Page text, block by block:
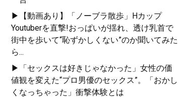
▶【動画あり】「ノーブラ散歩」Hカップ
Youtuberを直撃!おっぱいが揺れ、透け乳首で
街中を歩いて“恥ずかしくない”のか聞いてみた
ら...
▶「セックスは好きじゃなかった」女性の価
値観を変えた“プロ男優のセックス”。「おかし
くなっちゃった」衝撃体験とは